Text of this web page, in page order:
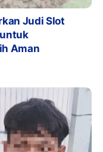
Judi Slot
Aman